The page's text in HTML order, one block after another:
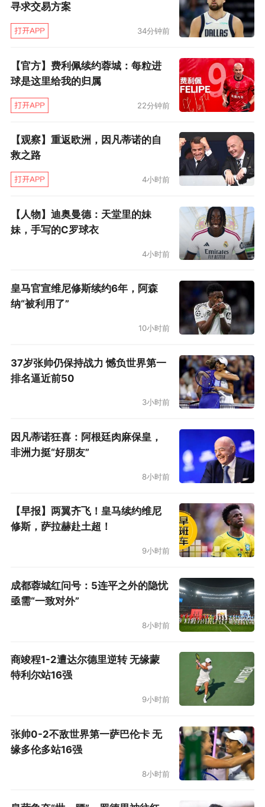
寻求交易方案
34分钟前
【官方】费利佩续约蓉城：每粒进
球是这里给我的归属
22分钟前
【观察】重返欧洲，因凡蒂诺的自
救之路
4小时前
【人物】迪奥曼德：天堂里的妹
妹，手写的C罗球衣
4小时前
皇马官宣维尼修斯续约6年，阿森
纳“被利用了”
10小时前
37岁张帅仍保持战力 憾负世界第一
排名逼近前50
3小时前
因凡蒂诺狂喜：阿根廷肉麻保皇，
非洲力挺“好朋友”
8小时前
【早报】两翼齐飞！皇马续约维尼
修斯，萨拉赫赴土超！
9小时前
成都蓉城红问号：5连平之外的隐忧
亟需“一致对外”
8小时前
商竣程1-2遭达尔德里逆转 无缘蒙
特利尔站16强
9小时前
张帅0-2不敌世界第一萨巴伦卡 无
缘多伦多站16强
8小时前